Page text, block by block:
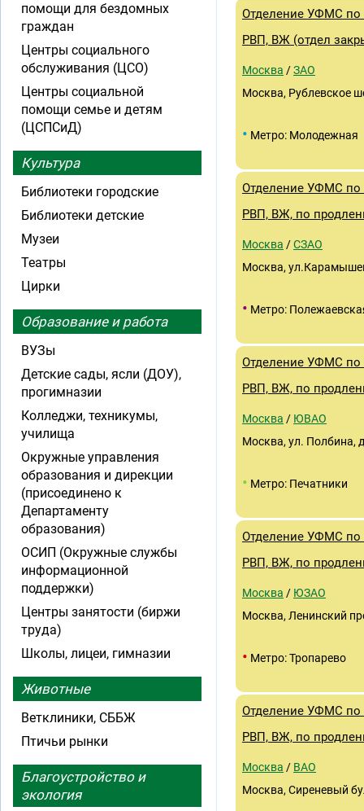
Отделение УФМС по
РВП, ВЖ (отдел
Москва /ЗАО
Москва, Рублевское
• Метро: Молодежная
Отделение УФМС по
РВП, ВЖ, по
Москва /СЗАО
Москва,
• Метро:
Отделение УФМС по
РВП, ВЖ, по
Москва / ЮВАО
Москва, ул. Полбина,
• Метро: Печатники
Отделение УФМС по
РВП, ВЖ, по
Москва / ЮЗАО
Москва, Ленинский
• Метро: Тропарево
Отделение УФМС по
РВП, ВЖ, по
Москва / ВАО
Москва, Сиреневый
помощи для бездомных
граждан
Центры социального
обслуживания (ЦСО)
Центры социальной
помощи семье и детям
(ЦСПСиД)
Культура
Библиотеки городские
Библиотеки детские
Музеи
Театры
Цирки
Образование и работа
ВУЗы
Детские сады, ясли (ДОУ),
прогимназии
Колледжи, техникумы,
училища
Окружные управления
образования и дирекции
(присоединено к
Департаменту
образования)
ОСИП (Окружные службы
информационной
поддержки)
Центры занятости (биржи
труда)
Школы, лицеи, гимназии
Животные
Ветклиники, СББЖ
Птичьи рынки
Благоустройство и
экология